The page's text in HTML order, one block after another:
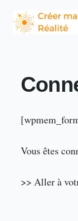
Vous êtes
>> Aller à